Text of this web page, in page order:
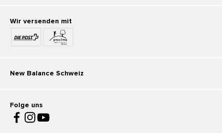
New Balance Schweiz
Folge uns
Wir versenden mit